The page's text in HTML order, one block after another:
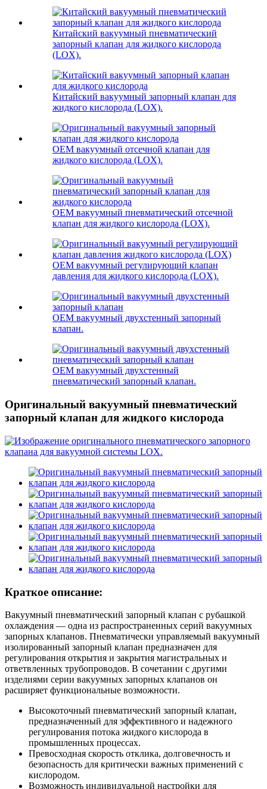
Китайский вакуумный пневматический
запорный клапан для жидкого кислорода
(LOX).
Китайский вакуумный запорный клапан для
жидкого кислорода (LOX).
OEM вакуумный отсечной клапан для
жидкого кислорода (LOX).
OEM вакуумный пневматический отсечной
клапан для жидкого кислорода (LOX).
OEM вакуумный регулирующий клапан
давления для жидкого кислорода (LOX).
OEM вакуумный двухстенный запорный
клапан.
OEM вакуумный двухстенный
пневматический запорный клапан.
Оригинальный вакуумный пневматический
запорный клапан для жидкого кислорода
Краткое описание:
Вакуумный пневматический запорный клапан с рубашкой
охлаждения — одна из распространенных серий вакуумных
запорных клапанов. Пневматически управляемый вакуумный
изолированный запорный клапан предназначен для
регулирования открытия и закрытия магистральных и
ответвленных трубопроводов. В сочетании с другими
изделиями серии вакуумных запорных клапанов он
расширяет функциональные возможности.
Высокоточный пневматический запорный клапан,
предназначенный для эффективного и надежного
регулирования потока жидкого кислорода в
промышленных процессах.
Превосходная скорость отклика, долговечность и
безопасность для критически важных применений с
кислородом.
Возможность индивидуальной настройки для